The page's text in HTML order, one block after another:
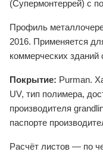
(Супермонтеррей) с
Профиль
2016. Применяется
коммерческих зданий
Покрытие: Purman.
UV, тип полимера,
производителя
паспорте
Расчёт листов — по